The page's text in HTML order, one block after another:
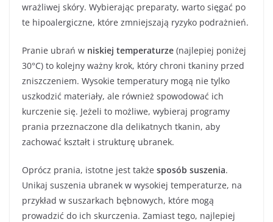
wrażliwej skóry. Wybierając preparaty, warto sięgać po
te hipoalergiczne, które zmniejszają ryzyko podrażnień.
Pranie ubrań w niskiej temperaturze (najlepiej poniżej
30°C) to kolejny ważny krok, który chroni tkaniny przed
zniszczeniem. Wysokie temperatury mogą nie tylko
uszkodzić materiały, ale również spowodować ich
kurczenie się. Jeżeli to możliwe, wybieraj programy
prania przeznaczone dla delikatnych tkanin, aby
zachować kształt i strukturę ubranek.
Oprócz prania, istotne jest także sposób suszenia.
Unikaj suszenia ubranek w wysokiej temperaturze, na
przykład w suszarkach bębnowych, które mogą
prowadzić do ich skurczenia. Zamiast tego, najlepiej